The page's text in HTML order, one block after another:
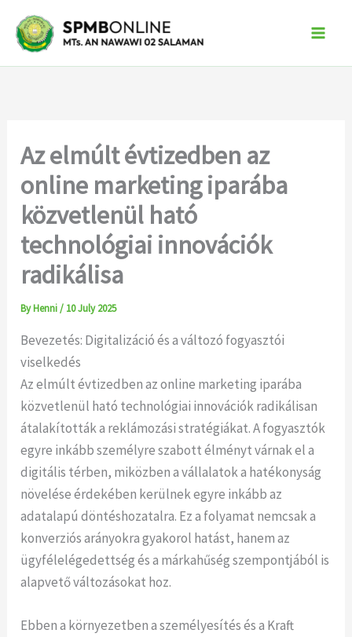
content
Az elmúlt évtizedben az
online marketing iparába
közvetlenül ható
technológiai innovációk
radikálisa
ByHenni/ 10 July 2025
Bevezetés: Digitalizáció és a változó fogyasztói
viselkedés
Az elmúlt évtizedben az online marketing iparába
közvetlenül ható technológiai innovációk radikálisan
átalakították a reklámozási stratégiákat. A fogyasztók
egyre inkább személyre szabott élményt várnak el a
digitális térben, miközben a vállalatok a hatékonyság
növelése érdekében kerülnek egyre inkább az
adatalapú döntéshozatalra. Ez a folyamat nemcsak a
konverziós arányokra gyakorol hatást, hanem az
ügyfélelégedettség és a márkahűség szempontjából is
alapvető változásokat hoz.
Ebben a környezetben a személyesítés és a Kraft